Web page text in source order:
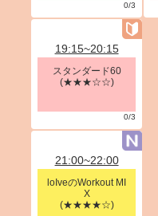
0/3
19:15~20:15
スタンダード60
(★★★☆☆)
0/3
21:00~22:00
loIveのWorkout MI
X
(★★★★☆)